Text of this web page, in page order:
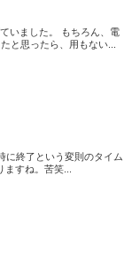
いました。 もちろん、電
と思ったら、用もない...
に終了という変則のタイム
すね。苦笑...